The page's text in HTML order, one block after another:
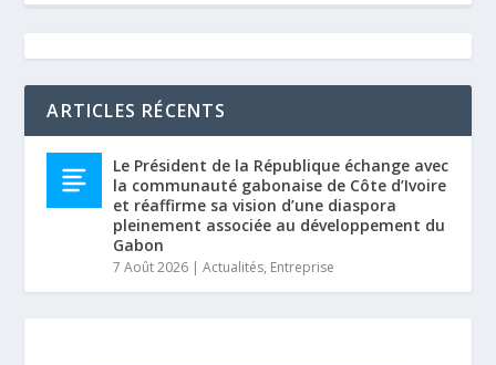
ARTICLES RÉCENTS
Le Président de la République échange avec
la communauté gabonaise de Côte d’Ivoire
et réaffirme sa vision d’une diaspora
pleinement associée au développement du
Gabon
7 Août 2026 |Actualités, Entreprise